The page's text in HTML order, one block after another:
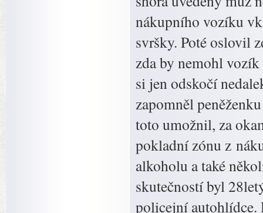
nákupního vozíku
svršky. Poté oslovil
zda by nemohl
si jen odskočí
zapomněl
toto umožnil, za
pokladní zónu z
alkoholu a také
skutečností byl
policejní autohlídce.